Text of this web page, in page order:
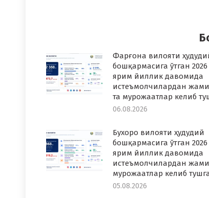
Фарғона вилояти
бошқармасига ўтган
ярим йиллик давомида
истеъмолчилардан жами
та мурожаатлар келиб
06.08.2026
Бухоро вилояти ҳудудий
бошқармасига ўтган
ярим йиллик давомида
истеъмолчилардан жами
мурожаатлар келиб
05.08.2026